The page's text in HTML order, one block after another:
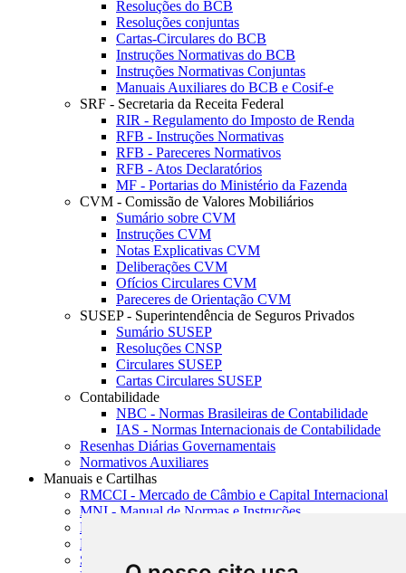
Resoluções do BCB
Resoluções conjuntas
Cartas-Circulares do BCB
Instruções Normativas do BCB
Instruções Normativas Conjuntas
Manuais Auxiliares do BCB e Cosif-e
SRF - Secretaria da Receita Federal
RIR - Regulamento do Imposto de Renda
RFB - Instruções Normativas
RFB - Pareceres Normativos
RFB - Atos Declaratórios
MF - Portarias do Ministério da Fazenda
CVM - Comissão de Valores Mobiliários
Sumário sobre CVM
Instruções CVM
Notas Explicativas CVM
Deliberações CVM
Ofícios Circulares CVM
Pareceres de Orientação CVM
SUSEP - Superintendência de Seguros Privados
Sumário SUSEP
Resoluções CNSP
Circulares SUSEP
Cartas Circulares SUSEP
Contabilidade
NBC - Normas Brasileiras de Contabilidade
IAS - Normas Internacionais de Contabilidade
Resenhas Diárias Governamentais
Normativos Auxiliares
Manuais e Cartilhas
RMCCI - Mercado de Câmbio e Capital Internacional
MNI - Manual de Normas e Instruções
MTVM - Manual de Títulos e Valores Mobiliários
MCR - Manual de Crédito Rural
SISORF - Manual de Organização do SFN